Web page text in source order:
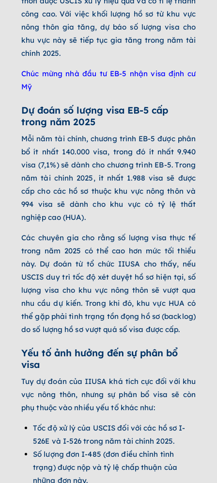
công cao. Với việc khối lượng hồ sơ từ khu vực
nông thôn gia tăng, dự báo số lượng visa cho
khu vực này sẽ tiếp tục gia tăng trong năm tài
chính 2025.
Chúc mừng nhà đầu tư EB-5 nhận visa định cư
Mỹ
Dự đoán số lượng visa EB-5 cấp
trong năm 2025
Mỗi năm tài chính, chương trình EB-5 được phân
bổ ít nhất 140.000 visa, trong đó ít nhất 9.940
visa (7,1%) sẽ dành cho chương trình EB-5. Trong
năm tài chính 2025, ít nhất 1.988 visa sẽ được
cấp cho các hồ sơ thuộc khu vực nông thôn và
994 visa sẽ dành cho khu vực có tỷ lệ thất
nghiệp cao (HUA).
Các chuyên gia cho rằng số lượng visa thực tế
trong năm 2025 có thể cao hơn mức tối thiểu
này. Dự đoán từ tổ chức IIUSA cho thấy, nếu
USCIS duy trì tốc độ xét duyệt hồ sơ hiện tại, số
lượng visa cho khu vực nông thôn sẽ vượt qua
nhu cầu dự kiến. Trong khi đó, khu vực HUA có
thể gặp phải tình trạng tồn đọng hồ sơ (backlog)
do số lượng hồ sơ vượt quá số visa được cấp.
Yếu tố ảnh hưởng đến sự phân bổ
visa
Tuy dự đoán của IIUSA khá tích cực đối với khu
vực nông thôn, nhưng sự phân bổ visa sẽ còn
phụ thuộc vào nhiều yếu tố khác như:
Tốc độ xử lý của USCIS đối với các hồ sơ I-
526E và I-526 trong năm tài chính 2025.
Số lượng đơn I-485 (đơn điều chỉnh tình
trạng) được nộp và tỷ lệ chấp thuận của
những đơn này.